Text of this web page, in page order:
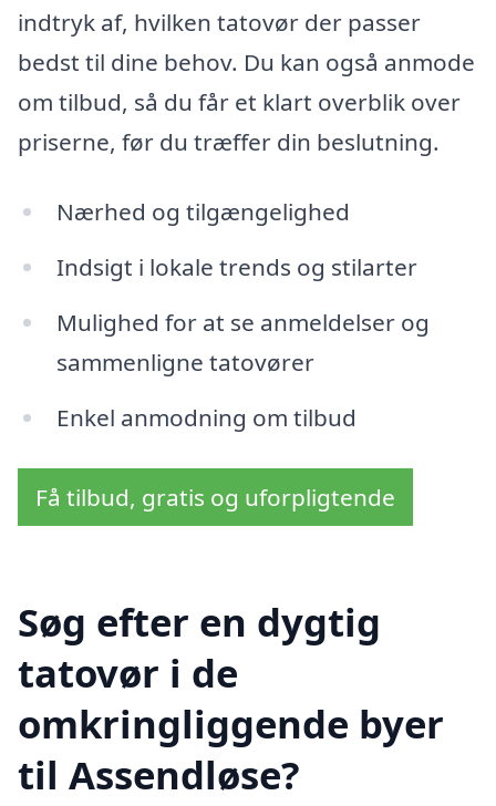
indtryk af, hvilken tatovør der passer
bedst til dine behov. Du kan også anmode
om tilbud, så du får et klart overblik over
priserne, før du træffer din beslutning.
Nærhed og tilgængelighed
Indsigt i lokale trends og stilarter
Mulighed for at se anmeldelser og
sammenligne tatovører
Enkel anmodning om tilbud
Få tilbud, gratis og uforpligtende
Søg efter en dygtig
tatovør i de
omkringliggende byer
til Assendløse?